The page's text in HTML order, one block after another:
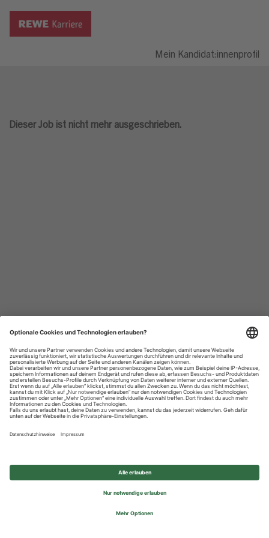
Mein Kandidat:innenprofil
Dieser Job ist nicht mehr ausgeschrieben.
Datenschutzhinweise
Impressum
Privatsphäre-Einstellungen
© 2026 REWE Group - All rights reserved